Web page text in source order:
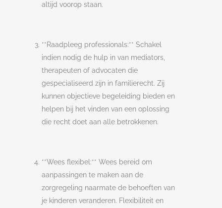
altijd voorop staan.
**Raadpleeg professionals:** Schakel
indien nodig de hulp in van mediators,
therapeuten of advocaten die
gespecialiseerd zijn in familierecht. Zij
kunnen objectieve begeleiding bieden en
helpen bij het vinden van een oplossing
die recht doet aan alle betrokkenen.
**Wees flexibel:** Wees bereid om
aanpassingen te maken aan de
zorgregeling naarmate de behoeften van
je kinderen veranderen. Flexibiliteit en